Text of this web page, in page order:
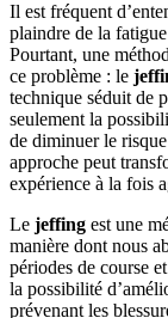
Il est fréquent
plaindre de la
Pourtant, une
ce problème : le
technique séduit de
seulement la
de diminuer le
approche peut
expérience à la fois
Le jeffing est une
manière dont nous
périodes de course
la possibilité
prévenant les